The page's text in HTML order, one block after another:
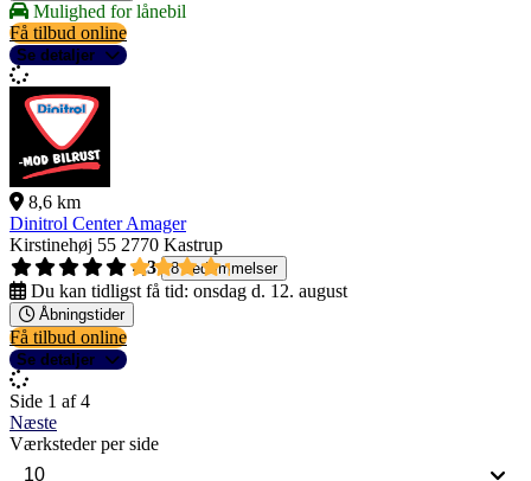
Mulighed for lånebil
Få tilbud online
Se detaljer
8,6 km
Dinitrol Center Amager
Kirstinehøj 55 2770 Kastrup
4,3
8 bedømmelser
Du kan tidligst få tid: onsdag d. 12. august
Åbningstider
Få tilbud online
Se detaljer
Side 1 af 4
Næste
Værksteder per side